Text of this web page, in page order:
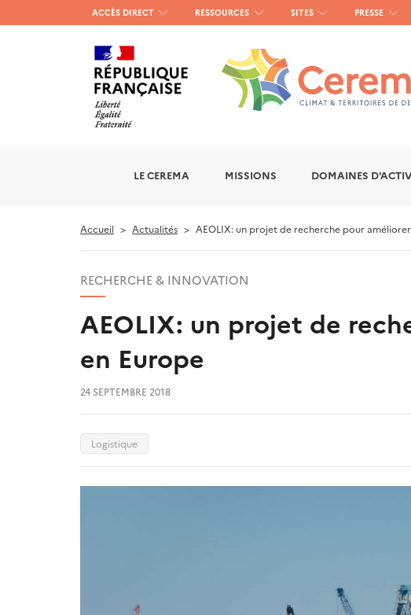
Menu
haut
gauche
ACCÈS DIRECT RESSOURCES SITES PRESSE
LE CEREMA MISSIONS DOMAINES
Accueil Actualités AEOLIX: un projet de recherche pour
RECHERCHE & INNOVATION
AEOLIX: un projet de
en Europe
24 SEPTEMBRE 2018
Logistique